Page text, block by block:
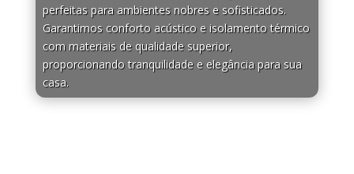
perfeitas para ambientes nobres e sofisticados.
Garantimos conforto acústico e isolamento térmico
com materiais de qualidade superior,
proporcionando tranquilidade e elegância para sua
casa.